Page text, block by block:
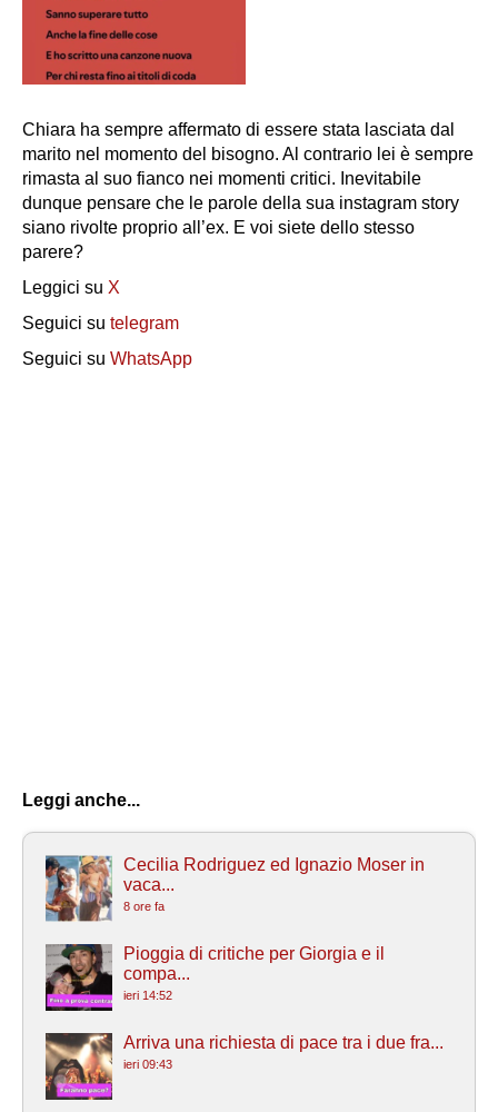
Chiara ha sempre affermato di essere stata lasciata dal
marito nel momento del bisogno. Al contrario lei è sempre
rimasta al suo fianco nei momenti critici. Inevitabile
dunque pensare che le parole della sua instagram story
siano rivolte proprio all’ex. E voi siete dello stesso
parere?
Leggici su X
Seguici su telegram
Seguici su WhatsApp
Leggi anche...
Cecilia Rodriguez ed Ignazio Moser in
vaca...
8 ore fa
Pioggia di critiche per Giorgia e il
compa...
ieri 14:52
Arriva una richiesta di pace tra i due fra...
ieri 09:43